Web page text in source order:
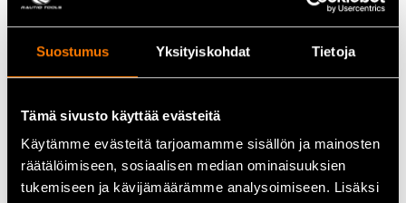
Suostumus Yksityiskohdat Tietoja
Tämä sivusto käyttää evästeitä
Käytämme evästeitä tarjoamamme sisällön ja mainosten
räätälöimiseen, sosiaalisen median ominaisuuksien
tukemiseen ja kävijämäärämme analysoimiseen. Lisäksi
Käyttökohteet
Ehoma XG20L soveltuu erityisesti nopeaan puristukseen
korkealla paineella, kuten puu- ja metallityöstöön sekä muihin
Tekniset tiedot:
Kiskon mitat:19,5 x 9,5 mm